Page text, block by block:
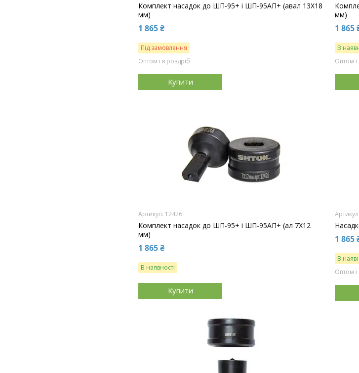
Комплект насадок до ШП-95+ і ШП-95АП+ (авал 13Х18
мм)
1 865 ₴
Під замовлення
Оптом і в роздріб
Купити
мм)
1 865
В
Оптом і
12426
Комплект насадок до ШП-95+ і ШП-95АП+ (ал 7Х12
мм)
1 865 ₴
В наявності
Купити
1 865
В
Оптом і